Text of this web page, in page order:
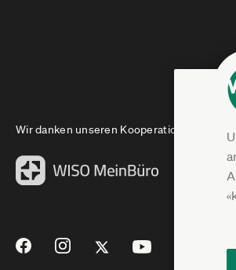
Wir danken unseren Kooperationspartnern